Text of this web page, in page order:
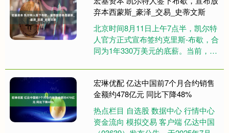
弃本西蒙斯_豪泽_交易_史蒂文斯
北京时间8月11日上午7点半，凯尔特
人官方正式宣布签约克里斯-布歇，合
同为1年330万美元的底薪。当前，凯
780万美元，并比奢侈税....
宏琳优配 亿达中国前7个月合约销售
金额约478亿元 同比下降48%
热点栏目 自选股 数据中心 行情中心
资金流向 模拟交易 客户端 亿达中国